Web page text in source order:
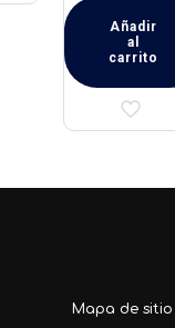
Añadir
al
carrito
Mapa de sitio